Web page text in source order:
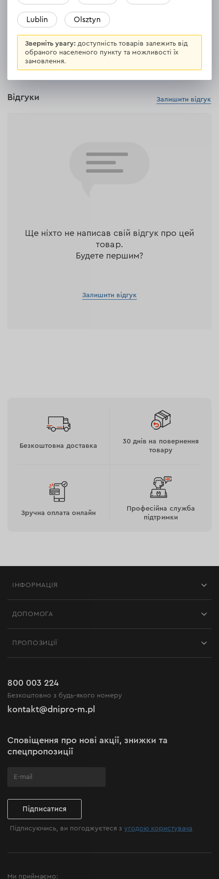
встановлення насадок, шт
ВСІ ХАРАКТЕРИСТИКИ
Залишити відгук
Відгуки
Ще ніхто не написав свій відгук про цей
товар.
Будете першим?
Залишити відгук
Безкоштовна доставка
30 днів на повернення
товару
Зручна оплата онлайн
Професійна служба
підтримки
ІНФОРМАЦІЯ
Регламент інтернет-магазину
Політика конфіденційності
ДОПОМОГА
Гарантія та сервіс
Рекламації та скарги
Налаштування cookies
Поширені запитання
ПРОПОЗИЦІЇ
Новинки
800 003 224
Безкоштовно з будь-якого номеру
kontakt@dnipro-m.pl
Сповіщення про нові акції, знижки та
спецпропозиції
Підписатися
Підписуючись, ви погоджуєтеся зугодою користувача
Ми приймаємо:
Lublin Olsztyn
Зверніть увагу: доступність товарів залежить від
обраного населеного пункту та можливості їх
замовлення.